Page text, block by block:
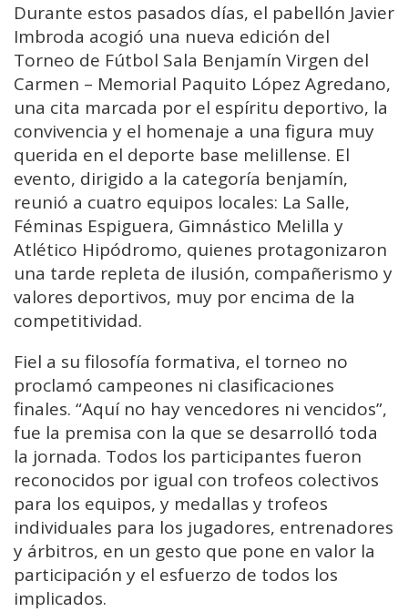
Durante estos pasados días, el pabellón Javier
Imbroda acogió una nueva edición del
Torneo de Fútbol Sala Benjamín Virgen del
Carmen – Memorial Paquito López Agredano,
una cita marcada por el espíritu deportivo, la
convivencia y el homenaje a una figura muy
querida en el deporte base melillense. El
evento, dirigido a la categoría benjamín,
reunió a cuatro equipos locales: La Salle,
Féminas Espiguera, Gimnástico Melilla y
Atlético Hipódromo, quienes protagonizaron
una tarde repleta de ilusión, compañerismo y
valores deportivos, muy por encima de la
competitividad.
Fiel a su filosofía formativa, el torneo no
proclamó campeones ni clasificaciones
finales. “Aquí no hay vencedores ni vencidos”,
fue la premisa con la que se desarrolló toda
la jornada. Todos los participantes fueron
reconocidos por igual con trofeos colectivos
para los equipos, y medallas y trofeos
individuales para los jugadores, entrenadores
y árbitros, en un gesto que pone en valor la
participación y el esfuerzo de todos los
implicados.